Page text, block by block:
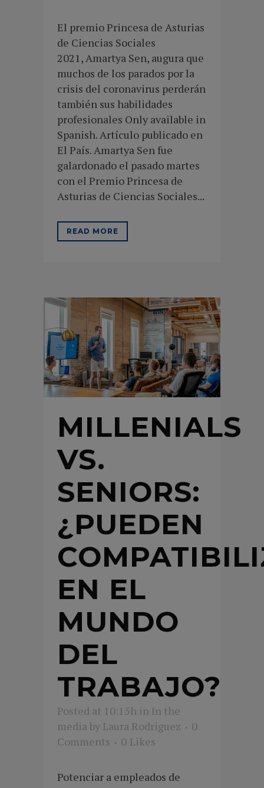
El premio Princesa de Asturias
de Ciencias Sociales
2021, Amartya Sen, augura que
muchos de los parados por la
crisis del coronavirus perderán
también sus habilidades
profesionales Only available in
Spanish. Artículo publicado en
El País. Amartya Sen fue
galardonado el pasado martes
con el Premio Princesa de
Asturias de Ciencias Sociales...
READ MORE
MILLENIALS
VS.
SENIORS:
¿PUEDEN
EN EL
MUNDO
DEL
TRABAJO?
Posted at 10:15h in In the
media by Laura Rodriguez
0
Comments
0 Likes
Potenciar a empleados de